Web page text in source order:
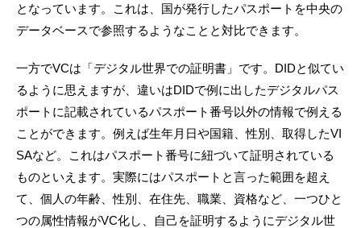
となっています。これは、国が発行したパスポートを中央の
データベースで参照するようなことと対比できます。
一方でVCは「デジタル世界での証明書」です。DIDと似てい
るように思えますが、違いはDIDで例に出したデジタルパス
ポートに記載されているパスポート番号以外の情報で例える
ことができます。例えば生年月日や国籍、性別、取得したVI
SAなど。これはパスポート番号に紐づいて証明されている
ものといえます。実際にはパスポートと言った範囲を超え
て、個人の年齢、性別、在住先、職業、資格など、一つひと
つの属性情報がVC化し、自己を証明するようにデジタル世